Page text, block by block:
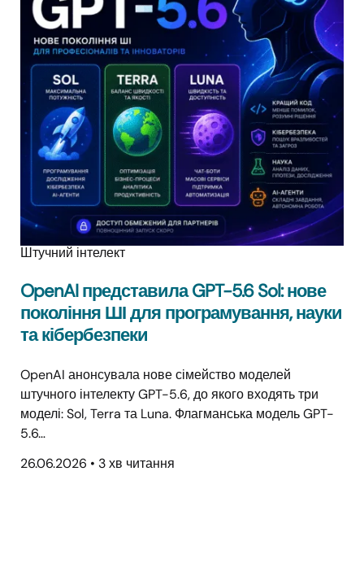
Штучний інтелект
OpenAI представила GPT-5.6 Sol: нове
покоління ШІ для програмування, науки
та кібербезпеки
OpenAI анонсувала нове сімейство моделей
штучного інтелекту GPT-5.6, до якого входять три
моделі: Sol, Terra та Luna. Флагманська модель GPT-
5.6…
26.06.2026 • 3 хв читання